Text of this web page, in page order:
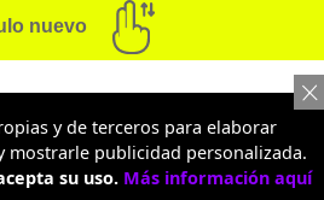
nuevo
nuevos
y de terceros para elaborar
mostrarle publicidad personalizada.
su uso. Más información aquí